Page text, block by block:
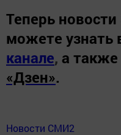
Теперь
можете узнать
канале, а также
«Дзен».
Новости СМИ2